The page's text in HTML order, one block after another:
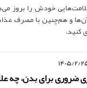
علامت‌هایی خودش را بروز
و هم‌چنین با مصرف
کنید.
1405/2/